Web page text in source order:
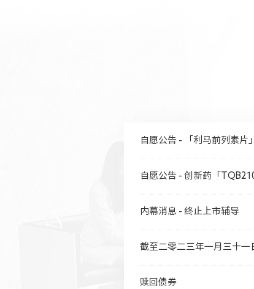
自愿公告 - 「利马前列素片
自愿公告 - 创新药「
内幕消息 - 终止上市辅导
截至二零二三年一月三十
赎回债券